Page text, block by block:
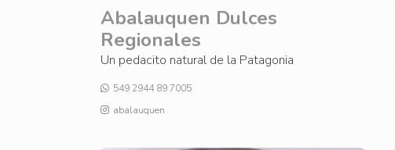
Abalauquen Dulces
Regionales
Un pedacito natural de la Patagonia
549 2944 89 7005
abalauquen